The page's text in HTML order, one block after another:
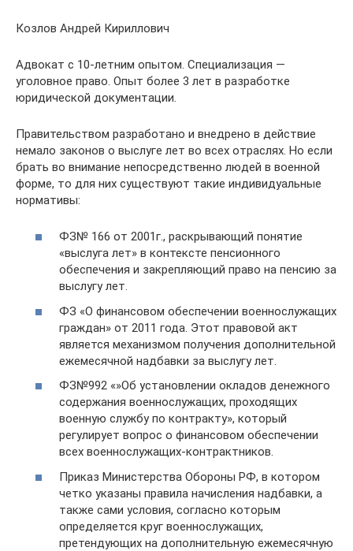
Козлов Андрей Кириллович
Адвокат с 10-летним опытом. Специализация —
уголовное право. Опыт более 3 лет в разработке
юридической документации.
Правительством разработано и внедрено в действие
немало законов о выслуге лет во всех отраслях. Но если
брать во внимание непосредственно людей в военной
форме, то для них существуют такие индивидуальные
нормативы:
ФЗ№ 166 от 2001г., раскрывающий понятие
«выслуга лет» в контексте пенсионного
обеспечения и закрепляющий право на пенсию за
выслугу лет.
ФЗ «О финансовом обеспечении военнослужащих
граждан» от 2011 года. Этот правовой акт
является механизмом получения дополнительной
ежемесячной надбавки за выслугу лет.
ФЗ№992 «»Об установлении окладов денежного
содержания военнослужащих, проходящих
военную службу по контракту», который
регулирует вопрос о финансовом обеспечении
всех военнослужащих-контрактников.
Приказ Министерства Обороны РФ, в котором
четко указаны правила начисления надбавки, а
также сами условия, согласно которым
определяется круг военнослужащих,
претендующих на дополнительную ежемесячную